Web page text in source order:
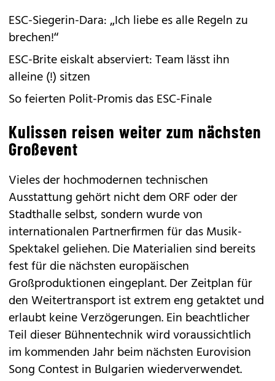
ESC-Siegerin-Dara: „Ich liebe es alle Regeln zu
brechen!“
ESC-Brite eiskalt abserviert: Team lässt ihn
alleine (!) sitzen
So feierten Polit-Promis das ESC-Finale
Kulissen reisen weiter zum nächsten
Großevent
Vieles der hochmodernen technischen
Ausstattung gehört nicht dem ORF oder der
Stadthalle selbst, sondern wurde von
internationalen Partnerfirmen für das Musik-
Spektakel geliehen. Die Materialien sind bereits
fest für die nächsten europäischen
Großproduktionen eingeplant. Der Zeitplan für
den Weitertransport ist extrem eng getaktet und
erlaubt keine Verzögerungen. Ein beachtlicher
Teil dieser Bühnentechnik wird voraussichtlich
im kommenden Jahr beim nächsten Eurovision
Song Contest in Bulgarien wiederverwendet.